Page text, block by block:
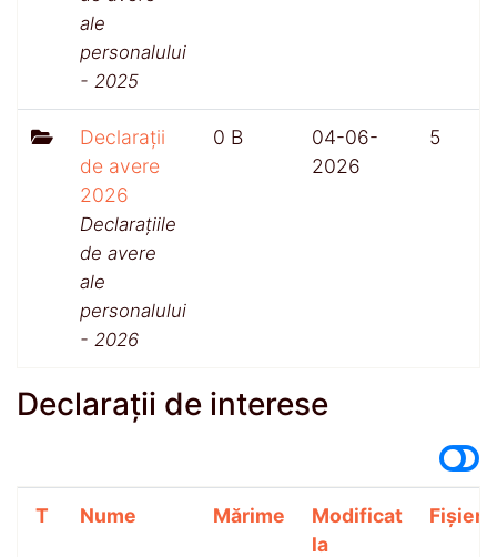
ale
personalului
- 2025
Declarații
de avere
2026
Declarațiile
de avere
ale
personalului
- 2026
0 B
04-06-
2026
5
Declarații de interese
T Nume Mărime
Modificat
la
Fișiere